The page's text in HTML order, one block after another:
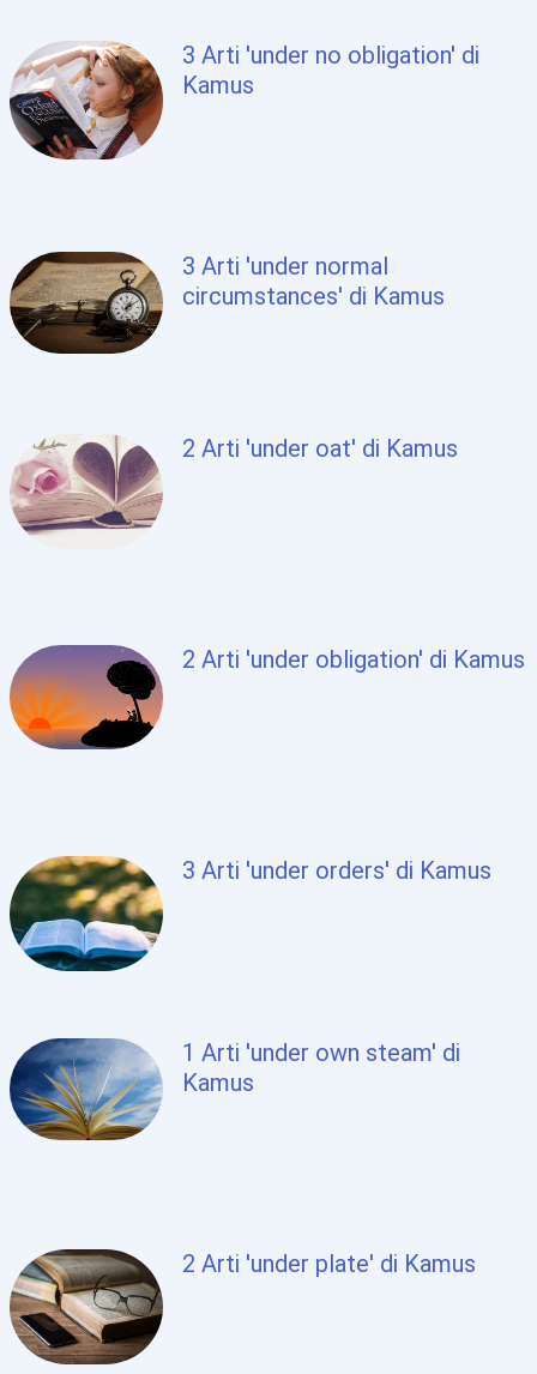
3 Arti 'under no obligation' di
Kamus
3 Arti 'under normal
circumstances' di Kamus
2 Arti 'under oat' di Kamus
2 Arti 'under obligation' di Kamus
3 Arti 'under orders' di Kamus
1 Arti 'under own steam' di
Kamus
2 Arti 'under plate' di Kamus